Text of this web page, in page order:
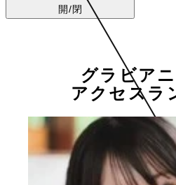
開/閉
グラビア
アクセスラ